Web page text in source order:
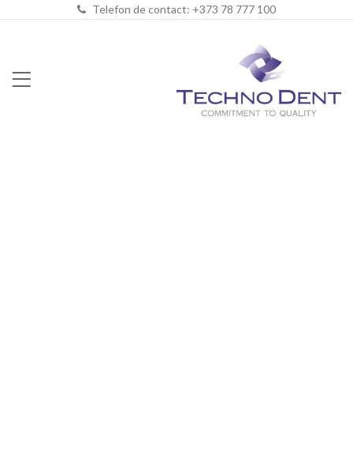
Telefon de contact: +373 78 777 100